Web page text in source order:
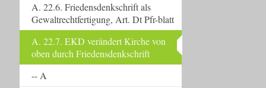
A. 22.6. Friedensdenkschrift als
Gewaltrechtfertigung, Art. Dt Pfr-blatt
A. 22.7. EKD verändert Kirche von
oben durch Friedensdenkschrift
-- A